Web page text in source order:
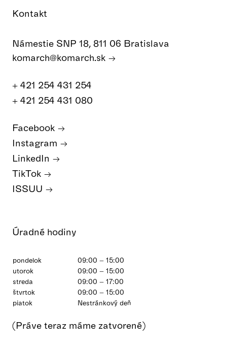
Úradné hodiny
pondelok
09:00 – 15:00
utorok
09:00 – 15:00
streda
09:00 – 17:00
štvrtok
09:00 – 15:00
piatok
Nestránkový deň
(Práve teraz máme zatvorené)
Kontakt
Námestie SNP 18, 811 06 Bratislava
komarch@komarch.sk
+ 421 254 431 254
+ 421 254 431 080
Facebook
Instagram
LinkedIn
TikTok
ISSUU